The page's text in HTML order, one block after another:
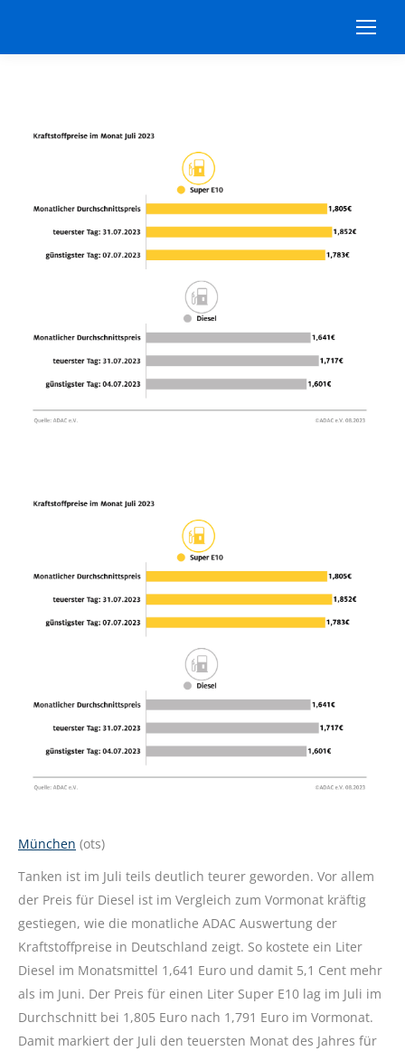
München (ots)
Tanken ist im Juli teils deutlich teurer geworden. Vor allem
der Preis für Diesel ist im Vergleich zum Vormonat kräftig
gestiegen, wie die monatliche ADAC Auswertung der
Kraftstoffpreise in Deutschland zeigt. So kostete ein Liter
Diesel im Monatsmittel 1,641 Euro und damit 5,1 Cent mehr
als im Juni. Der Preis für einen Liter Super E10 lag im Juli im
Durchschnitt bei 1,805 Euro nach 1,791 Euro im Vormonat.
Damit markiert der Juli den teuersten Monat des Jahres für